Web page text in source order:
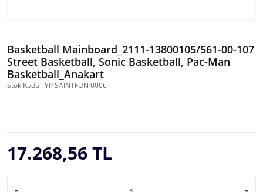
Basketball Mainboard_2111-13800105/561-00-107
Street Basketball, Sonic Basketball, Pac-Man
Basketball_Anakart
Stok Kodu : YP SAINTFUN 0006
17.268,56 TL